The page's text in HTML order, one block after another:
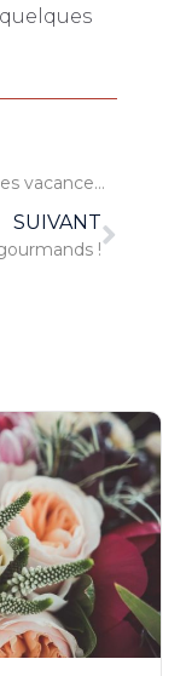
Quel type de valise choisir pour les vacances ?
SUIVANT
!